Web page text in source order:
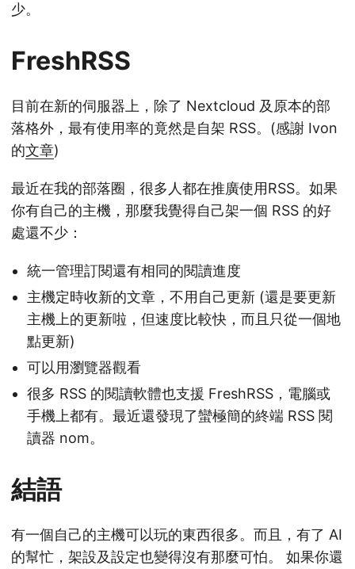
少。
FreshRSS
目前在新的伺服器上，除了 Nextcloud 及原本的部
落格外，最有使用率的竟然是自架 RSS。(感謝 Ivon
的文章)
最近在我的部落圈，很多人都在推廣使用RSS。如果
你有自己的主機，那麼我覺得自己架一個 RSS 的好
處還不少：
統一管理訂閱還有相同的閱讀進度
主機定時收新的文章，不用自己更新 (還是要更新
主機上的更新啦，但速度比較快，而且只從一個地
點更新)
可以用瀏覽器觀看
很多 RSS 的閱讀軟體也支援 FreshRSS，電腦或
手機上都有。最近還發現了蠻極簡的終端 RSS 閱
讀器 nom。
結語
有一個自己的主機可以玩的東西很多。而且，有了 AI
的幫忙，架設及設定也變得沒有那麼可怕。 如果你還